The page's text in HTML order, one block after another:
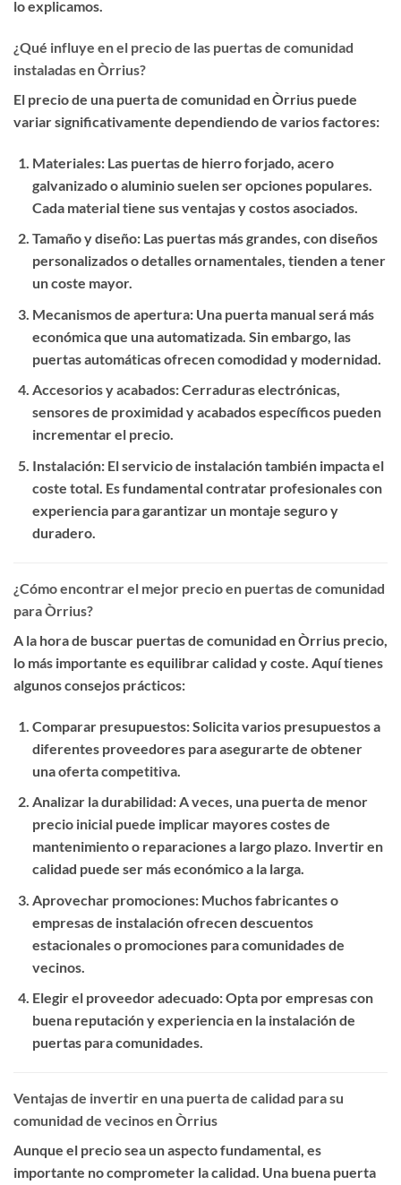
lo explicamos.
¿Qué influye en el precio de las puertas de comunidad
instaladas en Òrrius?
El precio de una puerta de comunidad en Òrrius puede
variar significativamente dependiendo de varios factores:
Materiales: Las puertas de hierro forjado, acero
galvanizado o aluminio suelen ser opciones populares.
Cada material tiene sus ventajas y costos asociados.
Tamaño y diseño: Las puertas más grandes, con diseños
personalizados o detalles ornamentales, tienden a tener
un coste mayor.
Mecanismos de apertura: Una puerta manual será más
económica que una automatizada. Sin embargo, las
puertas automáticas ofrecen comodidad y modernidad.
Accesorios y acabados: Cerraduras electrónicas,
sensores de proximidad y acabados específicos pueden
incrementar el precio.
Instalación: El servicio de instalación también impacta el
coste total. Es fundamental contratar profesionales con
experiencia para garantizar un montaje seguro y
duradero.
¿Cómo encontrar el mejor precio en puertas de comunidad
para Òrrius?
A la hora de buscar puertas de comunidad en Òrrius precio,
lo más importante es equilibrar calidad y coste. Aquí tienes
algunos consejos prácticos:
Comparar presupuestos: Solicita varios presupuestos a
diferentes proveedores para asegurarte de obtener
una oferta competitiva.
Analizar la durabilidad: A veces, una puerta de menor
precio inicial puede implicar mayores costes de
mantenimiento o reparaciones a largo plazo. Invertir en
calidad puede ser más económico a la larga.
Aprovechar promociones: Muchos fabricantes o
empresas de instalación ofrecen descuentos
estacionales o promociones para comunidades de
vecinos.
Elegir el proveedor adecuado: Opta por empresas con
buena reputación y experiencia en la instalación de
puertas para comunidades.
Ventajas de invertir en una puerta de calidad para su
comunidad de vecinos en Òrrius
Aunque el precio sea un aspecto fundamental, es
importante no comprometer la calidad. Una buena puerta